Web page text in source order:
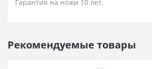
Гарантия на ножи 10 лет.
Рекомендуемые товары